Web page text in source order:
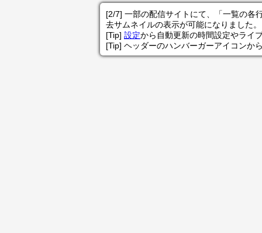
[2/7] 一部の配信サイトにて、「一覧の各
去サムネイルの表示が可能になりました。
[Tip] 設定から自動更新の時間設定やライ
[Tip] ヘッダーのハンバーガーアイコンか